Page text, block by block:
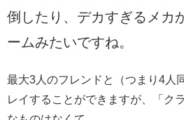
倒したり、デカすぎるメカ
ームみたいですね。
最大3人のフレンドと（つまり4人
レイすることができますが、「ク